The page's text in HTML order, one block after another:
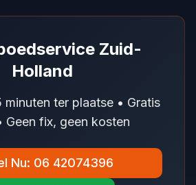
Zuid-
Holland
minuten ter plaatse • Gratis
Geen fix, geen kosten
Nu: 06 42074396